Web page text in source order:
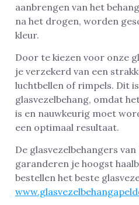
aanbrengen van het
na het drogen, worden
kleur.
Door te kiezen voor onze
je verzekerd van een
luchtbellen of rimpels. Dit
glasvezelbehang, omdat
is en nauwkeurig moet
een optimaal resultaat.
De glasvezelbehangers
garanderen je hoogst
bestellen het beste